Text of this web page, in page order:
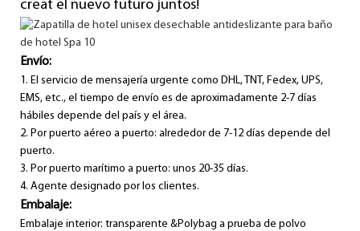
creat el nuevo futuro juntos!
Envío:
1. El servicio de mensajería urgente como DHL, TNT, Fedex, UPS,
EMS, etc., el tiempo de envío es de aproximadamente 2-7 días
hábiles depende del país y el área.
2. Por puerto aéreo a puerto: alrededor de 7-12 días depende del
puerto.
3. Por puerto marítimo a puerto: unos 20-35 días.
4. Agente designado por los clientes.
Embalaje:
Embalaje interior: transparente &Polybag a prueba de polvo